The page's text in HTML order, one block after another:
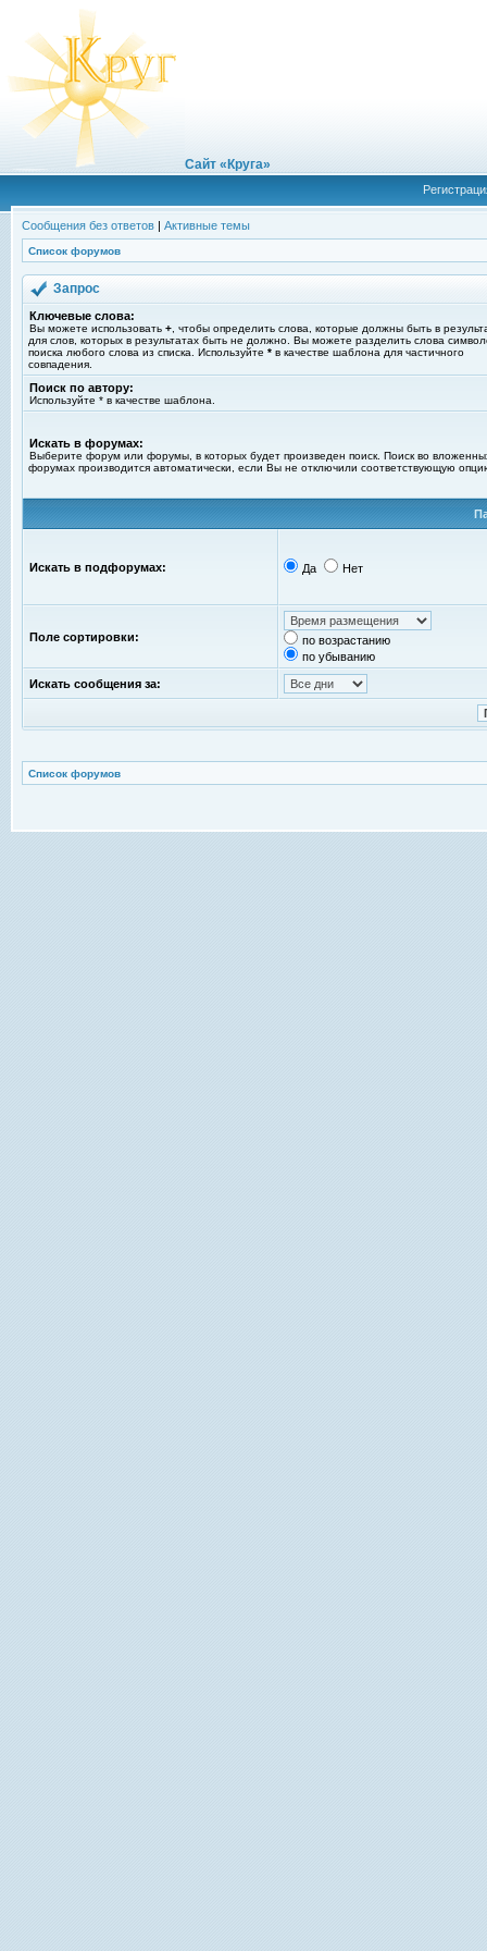
Сайт «Круга»
Сообщения без ответов | Активные темы
Список форумов
Запрос
Ключевые слова:
Вы можете использовать + , чтобы определить слова, которые должны быть в
для слов, которых в результатах быть не должно. Вы можете разделить слова
поиска любого слова из списка. Используйте * в качестве шаблона для частичного
совпадения.
Поиск по автору:
Используйте * в качестве шаблона.
Искать в форумах:
Выберите форум или форумы, в которых будет произведен поиск. Поиск во
форумах производится автоматически, если Вы не отключили соответствующую
Искать в подфорумах: Да Нет
Поле сортировки:
по возрастанию
по убыванию
Искать сообщения за:
Список форумов